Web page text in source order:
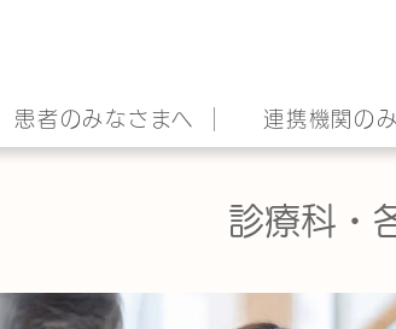
患者のみなさまへ 連携機関の
診療科・